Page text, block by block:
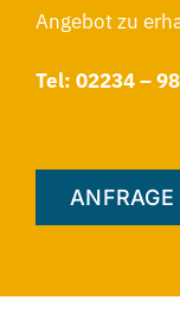
Angebot zu
Tel: 02234 –
ANFRAGE